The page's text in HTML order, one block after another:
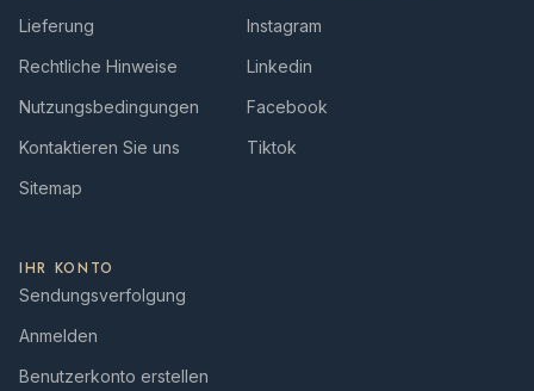
Lieferung
Rechtliche Hinweise
Nutzungsbedingungen
Kontaktieren Sie uns
Sitemap
Instagram
Linkedin
Facebook
Tiktok
IHR KONTO
Sendungsverfolgung
Anmelden
Benutzerkonto erstellen